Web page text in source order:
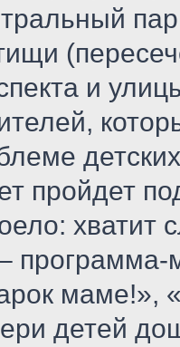
и
пройдет
хватит
маме!»,
детей